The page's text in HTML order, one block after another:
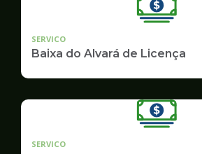
SERVICO
Baixa do Alvará de Licença
SERVICO